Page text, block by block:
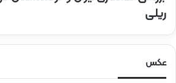
ریلی
عکس